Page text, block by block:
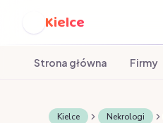
Kielce
Strona główna Firmy
Kielce Nekrologi